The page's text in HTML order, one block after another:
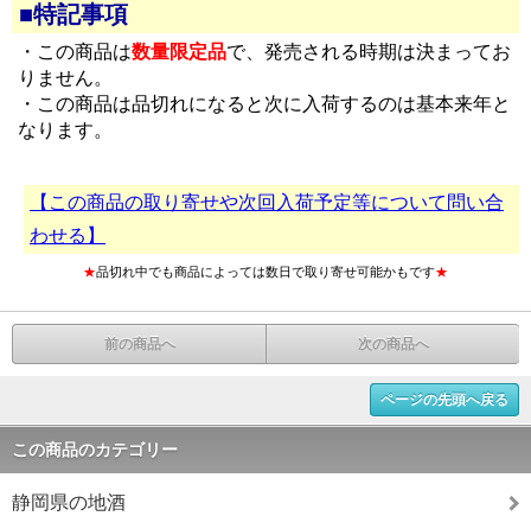
■特記事項
・この商品は数量限定品で、発売される時期は決まってお
りません。
・この商品は品切れになると次に入荷するのは基本来年と
なります。
【この商品の取り寄せや次回入荷予定等について問い合
わせる】
★品切れ中でも商品によっては数日で取り寄せ可能かもです★
前の商品へ 次の商品へ
ページの先頭へ戻る
この商品のカテゴリー
静岡県の地酒